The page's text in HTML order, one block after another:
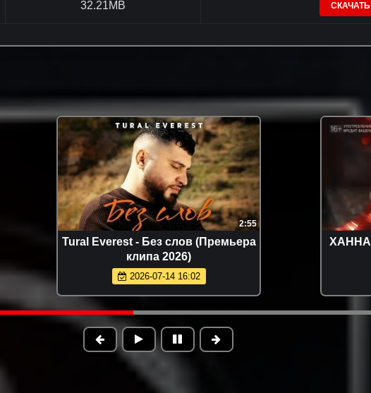
32.21MB СКАЧАТЬ
2:55
(Премьера
16:02
3:17
ХАННА - Танцуй (Премьера 2026)